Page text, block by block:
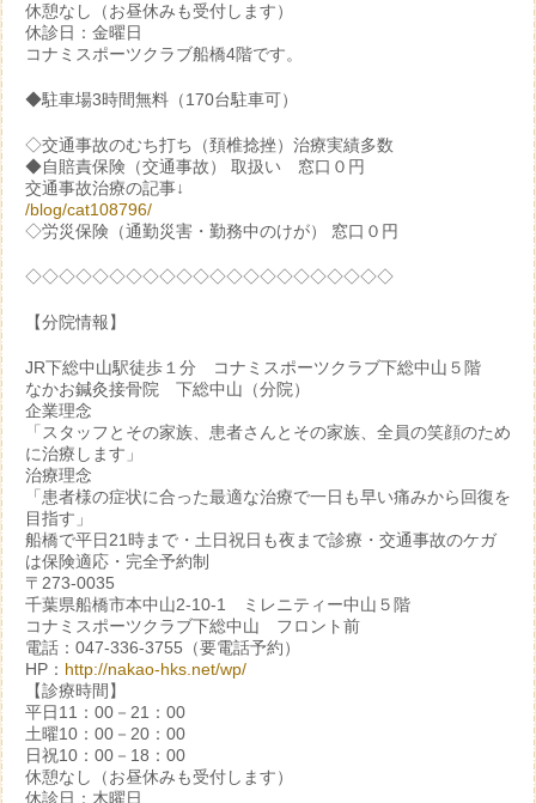
休憩なし（お昼休みも受付します）
休診日：金曜日
コナミスポーツクラブ船橋4階です。
◆駐車場3時間無料（170台駐車可）
◇交通事故のむち打ち（頚椎捻挫）治療実績多数
◆自賠責保険（交通事故） 取扱い 窓口０円
交通事故治療の記事↓
/blog/cat108796/
◇労災保険（通勤災害・勤務中のけが） 窓口０円
◇◇◇◇◇◇◇◇◇◇◇◇◇◇◇◇◇◇◇◇◇◇
【分院情報】
JR下総中山駅徒歩１分 コナミスポーツクラブ下総中山５階
なかお鍼灸接骨院 下総中山（分院）
企業理念
「スタッフとその家族、患者さんとその家族、全員の笑顔のため
に治療します」
治療理念
「患者様の症状に合った最適な治療で一日も早い痛みから回復を
目指す」
船橋で平日21時まで・土日祝日も夜まで診療・交通事故のケガ
は保険適応・完全予約制
〒273-0035
千葉県船橋市本中山2-10-1 ミレニティー中山５階
コナミスポーツクラブ下総中山 フロント前
電話：047-336-3755（要電話予約）
HP： http://nakao-hks.net/wp/
【診療時間】
平日11：00－21：00
土曜10：00－20：00
日祝10：00－18：00
休憩なし（お昼休みも受付します）
休診日：木曜日